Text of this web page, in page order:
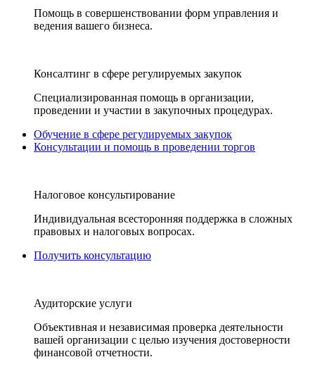
Помощь в совершенствовании форм управления и
ведения вашего бизнеса.
Консалтинг в сфере регулируемых закупок
Специализированная помощь в организации,
проведении и участии в закупочных процедурах.
Обучение в сфере регулируемых закупок
Консультации и помощь в проведении торгов
Налоговое консультирование
Индивидуальная всесторонняя поддержка в сложных
правовых и налоговых вопросах.
Получить консультацию
Аудиторские услуги
Объективная и независимая проверка деятельности
вашей организации с целью изучения достоверности
финансовой отчетности.